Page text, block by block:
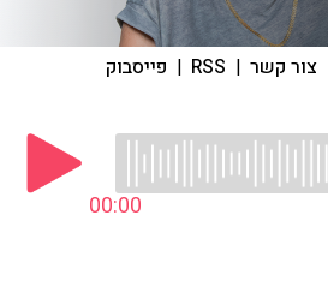
צור קשר |
RSS
| פייסבוק
00:00